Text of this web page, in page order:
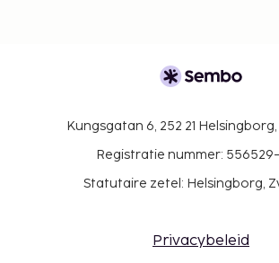
Kungsgatan 6, 252 21 Helsingborg,
Registratie nummer: 556529-
Statutaire zetel: Helsingborg,
Privacybeleid